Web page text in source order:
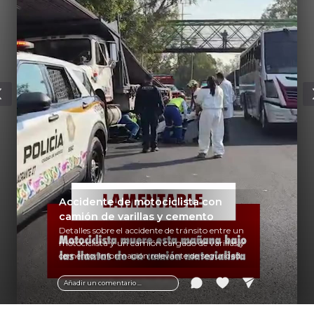
Añadir un comentario ...
Accidente de motociclista con
camión de varillas y cemento
Detalles sobre el accidente de tránsito entre un
motociclista y un camión cargado de varillas y
cemento. Información relevante de seguridad
vial y recomendaciones para motociclistas.